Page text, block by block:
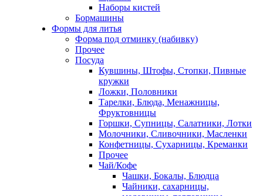
Наборы кистей
Бормашины
Формы для литья
Форма под отминку (набивку)
Прочее
Посуда
Кувшины, Штофы, Стопки, Пивные
кружки
Ложки, Половники
Тарелки, Блюда, Менажницы,
Фруктовницы
Горшки, Супницы, Салатники, Лотки
Молочники, Сливочники, Масленки
Конфетницы, Сухарницы, Креманки
Прочее
Чай/Кофе
Чашки, Бокалы, Блюдца
Чайники, сахарницы,